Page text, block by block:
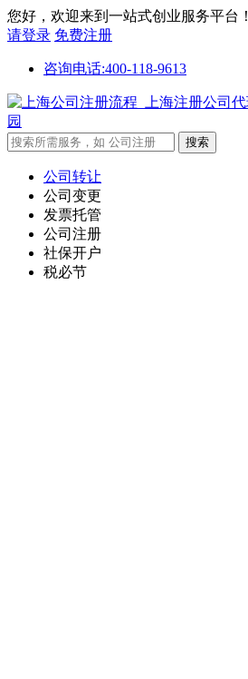
您好，欢迎来到一站式创业服务平台！
请登录 免费注册
咨询电话:400-118-9613
公司转让
公司变更
发票托管
公司注册
社保开户
税必节